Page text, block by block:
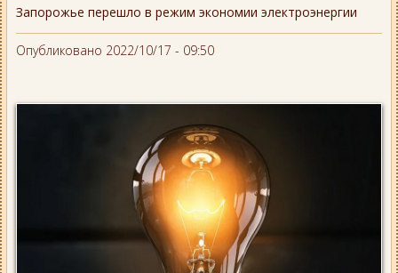
Запорожье перешло в режим экономии электроэнергии
Опубликовано 2022/10/17 - 09:50